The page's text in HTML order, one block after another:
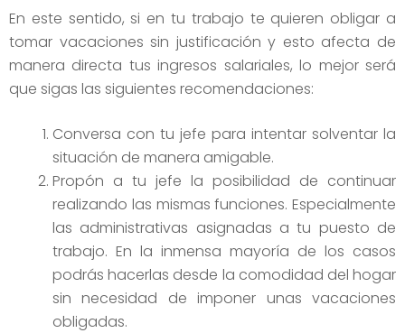
En este sentido, si en tu trabajo te quieren obligar a
tomar vacaciones sin justificación y esto afecta de
manera directa tus ingresos salariales, lo mejor será
que sigas las siguientes recomendaciones:
Conversa con tu jefe para intentar solventar la
situación de manera amigable.
Propón a tu jefe la posibilidad de continuar
realizando las mismas funciones. Especialmente
las administrativas asignadas a tu puesto de
trabajo. En la inmensa mayoría de los casos
podrás hacerlas desde la comodidad del hogar
sin necesidad de imponer unas vacaciones
obligadas.